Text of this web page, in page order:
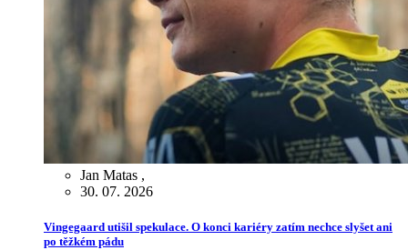
Jan Matas ,
30. 07. 2026
Vingegaard utišil spekulace. O konci kariéry zatím nechce slyšet ani
po těžkém pádu